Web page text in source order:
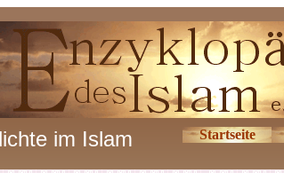
im Islam Startseite